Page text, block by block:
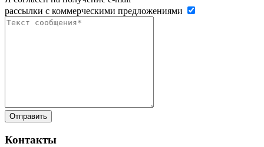
рассылки с коммерческими предложениями
Контакты